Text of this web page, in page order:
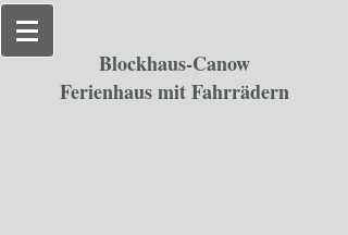
Blockhaus-Canow
Ferienhaus mit Fahrrädern